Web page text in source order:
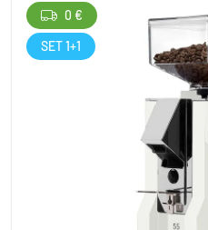
0 €
SET 1+1